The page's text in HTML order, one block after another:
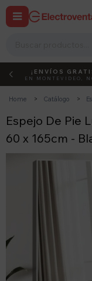

¡ENVÍOS
EN MONTEVIDEO,
Home Catálogo
Espejo De Pie
60 x 165cm -